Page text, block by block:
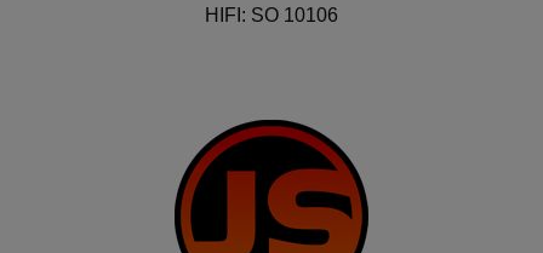
HIFI: SO 10106